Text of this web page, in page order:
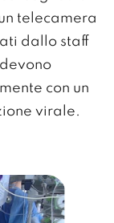
telecamera
dallo staff
con un
virale.